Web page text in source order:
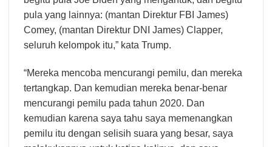
pula yang lainnya: (mantan Direktur FBI James)
Comey, (mantan Direktur DNI James) Clapper,
seluruh kelompok itu,” kata Trump.
“Mereka mencoba mencurangi pemilu, dan mereka
tertangkap. Dan kemudian mereka benar-benar
mencurangi pemilu pada tahun 2020. Dan
kemudian karena saya tahu saya memenangkan
pemilu itu dengan selisih suara yang besar, saya